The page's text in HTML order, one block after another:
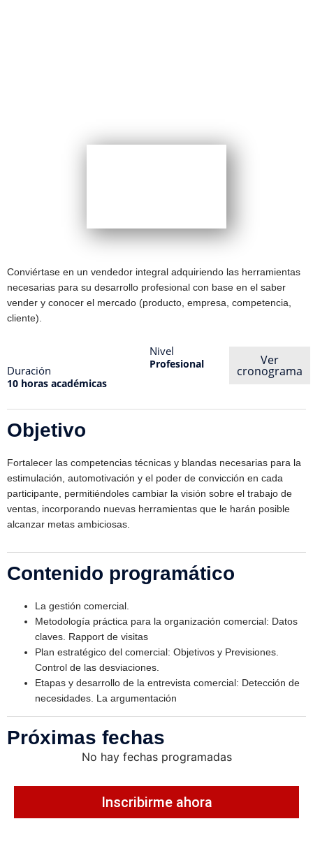
Conviértase en un vendedor integral adquiriendo las herramientas
necesarias para su desarrollo profesional con base en el saber
vender y conocer el mercado (producto, empresa, competencia,
cliente).
Duración
10 horas académicas
Nivel
Profesional Ver
cronograma
Objetivo
Fortalecer las competencias técnicas y blandas necesarias para la
estimulación, automotivación y el poder de convicción en cada
participante, permitiéndoles cambiar la visión sobre el trabajo de
ventas, incorporando nuevas herramientas que le harán posible
alcanzar metas ambiciosas.
Contenido programático
La gestión comercial.
Metodología práctica para la organización comercial: Datos
claves. Rapport de visitas
Plan estratégico del comercial: Objetivos y Previsiones.
Control de las desviaciones.
Etapas y desarrollo de la entrevista comercial: Detección de
necesidades. La argumentación
Próximas fechas
No hay fechas programadas
Inscribirme ahora